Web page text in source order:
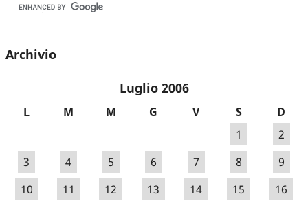
Archivio
Luglio 2006
L M M G V S
D
1
2
3
4 5 6 7 8
9
10
11 12 13 14 15
16